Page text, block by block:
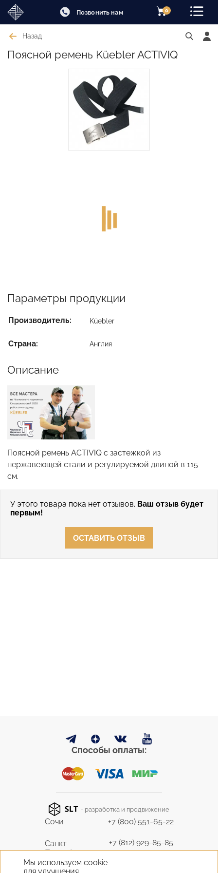
Мы используем cookie
Позвонить нам 0
Назад
Поясной ремень Küebler ACTIVIQ
Параметры продукции
Производитель: Küebler
Страна: Англия
Описание
Поясной ремень ACTIVIQ с застежкой из
нержавеющей стали и регулируемой длиной в 115
см.
У этого товара пока нет отзывов. Ваш отзыв будет
первым!
ОСТАВИТЬ ОТЗЫВ
Способы оплаты:
- разработка и продвижение
Сочи +7 (800) 551-65-22
Санкт-
Петербург
+7 (812) 929-85-85
9298585@bk.ru